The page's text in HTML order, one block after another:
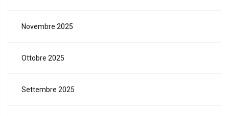
Novembre 2025
Ottobre 2025
Settembre 2025